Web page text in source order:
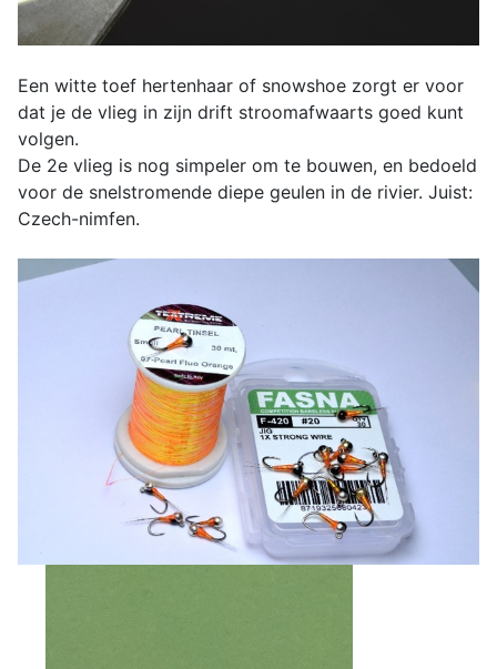
Een witte toef hertenhaar of snowshoe zorgt er voor
dat je de vlieg in zijn drift stroomafwaarts goed kunt
volgen.
De 2e vlieg is nog simpeler om te bouwen, en bedoeld
voor de snelstromende diepe geulen in de rivier. Juist:
Czech-nimfen.